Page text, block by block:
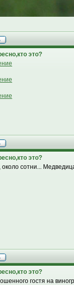
это?
это?
сотни...
это?
гостя на